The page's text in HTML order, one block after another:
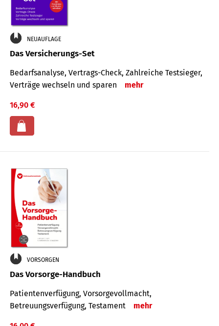
NEUAUFLAGE
Das Versicherungs-Set
Bedarfsanalyse, Vertrags-Check, Zahlreiche Testsieger,
Verträge wechseln und sparen
mehr
16,90 €
VORSORGEN
Das Vorsorge-Handbuch
Patientenverfügung, Vorsorgevollmacht,
Betreuungsverfügung, Testament
mehr